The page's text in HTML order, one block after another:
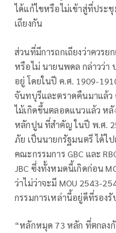
ได้แก้ไขหรือไม่เข้าสู่ที่ประ
เถียงกัน
ส่วนที่มีการถกเถียงว่าควรย
หรือไม่ นายนพดล กล่าวว่า
อยู่ โดยในปี ค.ศ. 1909-
จันทบุรีและตราดคืนมาแล้
ไม้เกิดขึ้นตลอดแนวแล้ว ห
หลักปูน ที่สำคัญ ในปี พ.ศ.
ภัย เป็นนายกรัฐมนตรี ได้ไ
คณะกรรมการ GBC และ
JBC ซึ่งทั้งหมดนี้เกิดก่อน
ว่าไม่ว่าจะมี MOU 2543-
กรรมการเหล่านี้อยู่ดีที่รองรั
“หลักหมุด 73 หลัก ที่ตกลง